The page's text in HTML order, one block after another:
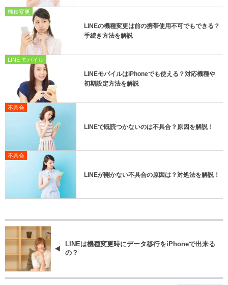
機種変更
LINEの機種変更は前の携帯使用不可でもできる？
手続き方法を解説
LINE モバイル
LINEモバイルはiPhoneでも使える？対応機種や
初期設定方法を解説
不具合
LINEで既読つかないのは不具合？原因を解説！
不具合
LINEが開かない不具合の原因は？対処法を解説！
LINEは機種変更時にデータ移行をiPhoneで出来る
の？